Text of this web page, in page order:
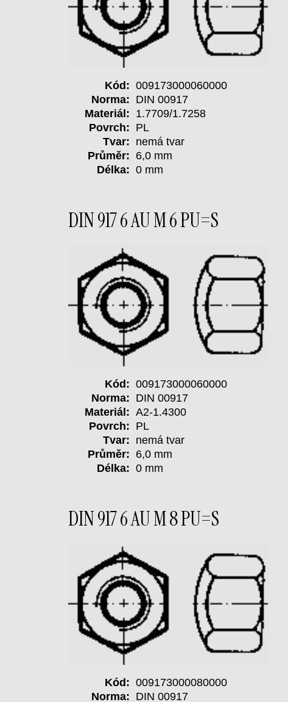
Kód: 009173000060000
Norma: DIN 00917
Materiál: 1.7709/1.7258
Povrch: PL
Tvar: nemá tvar
Průměr: 6,0 mm
Délka: 0 mm
DIN 917 6 AU M 6 PU=S
Kód: 009173000060000
Norma: DIN 00917
Materiál: A2-1.4300
Povrch: PL
Tvar: nemá tvar
Průměr: 6,0 mm
Délka: 0 mm
DIN 917 6 AU M 8 PU=S
Kód: 009173000080000
Norma: DIN 00917